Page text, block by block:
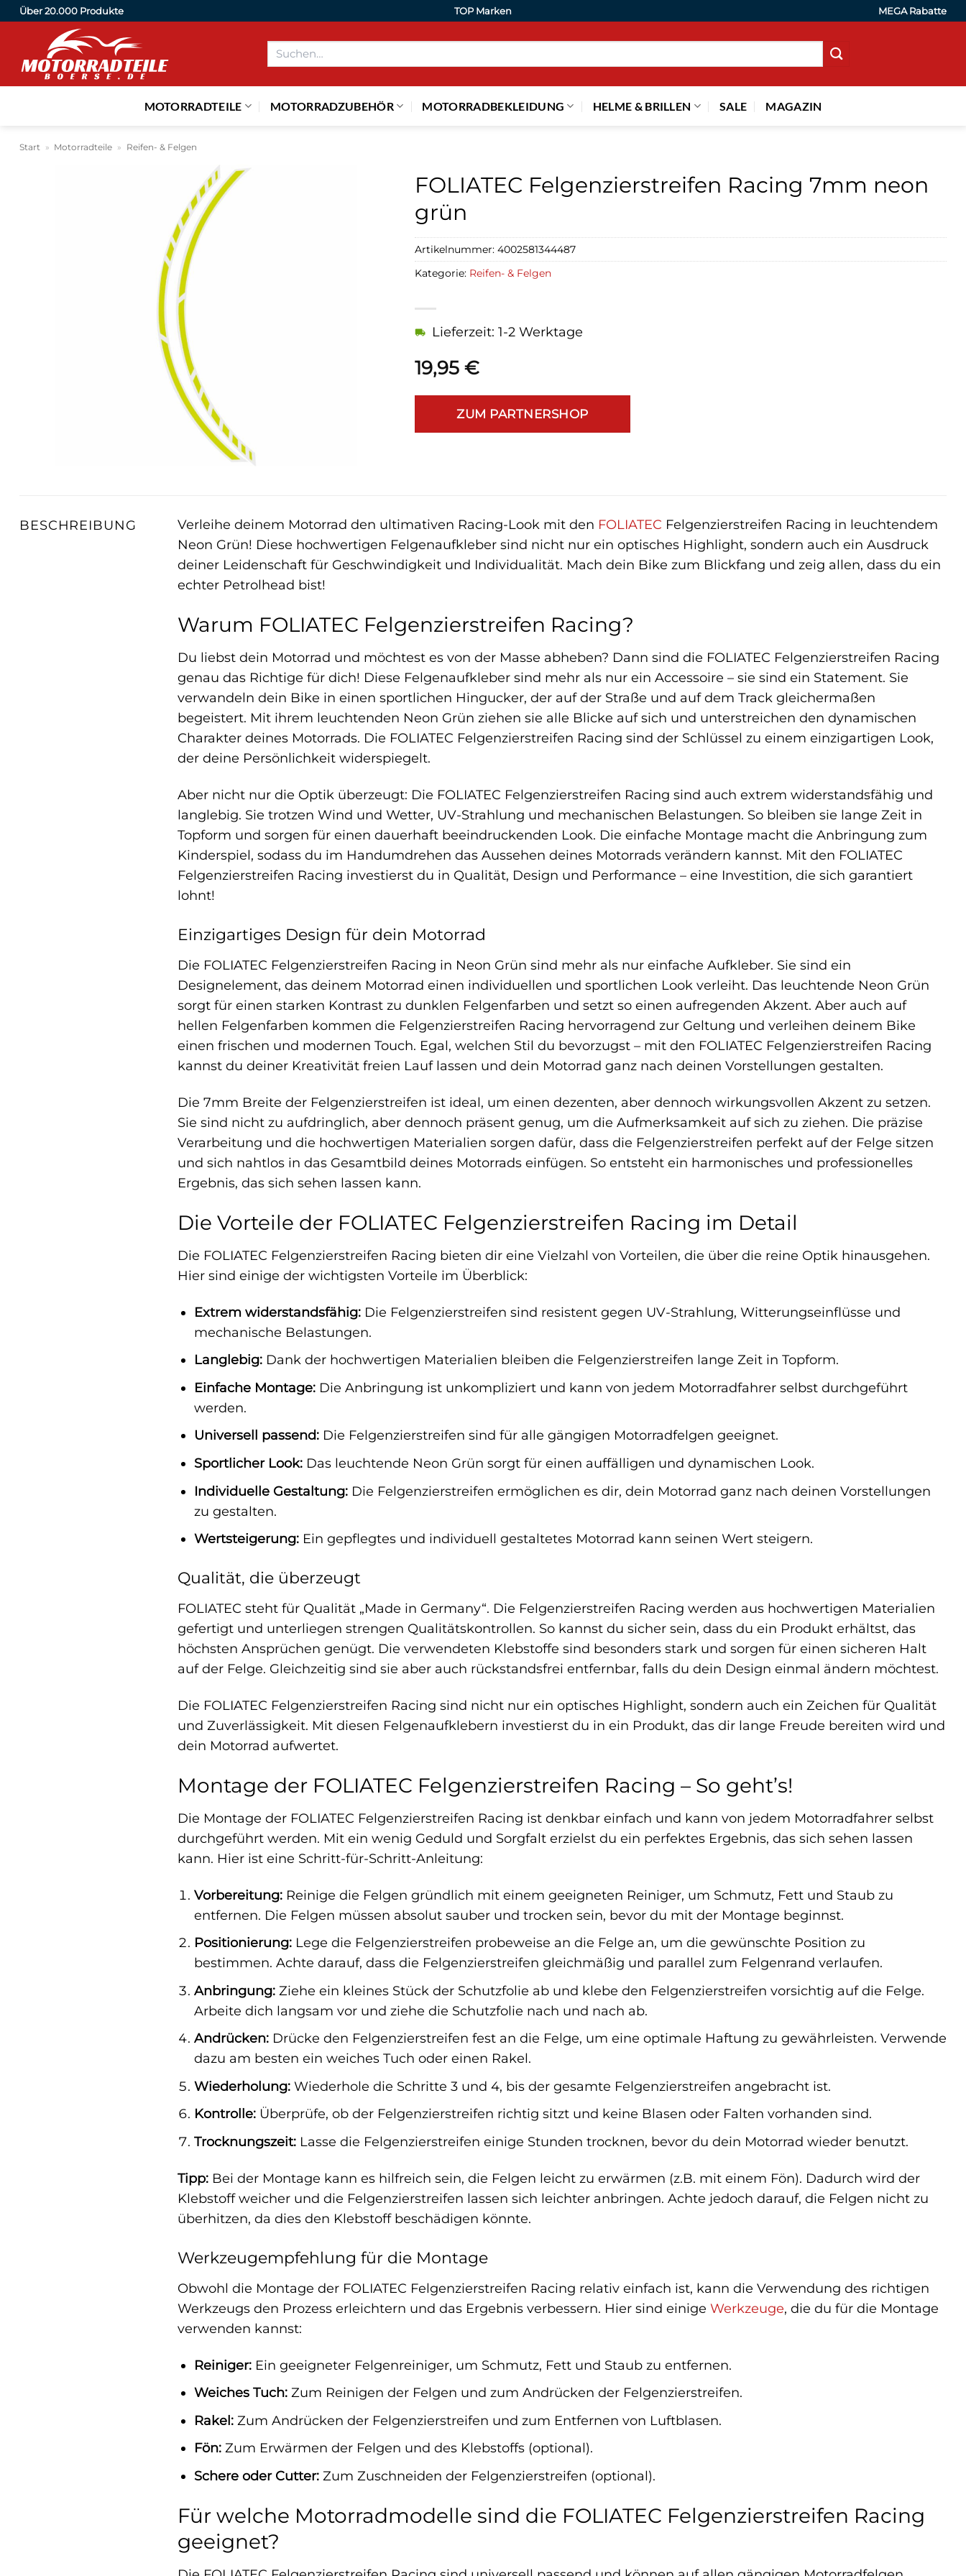
Zum
springen
Über 20.000 Produkte TOP Marken MEGA Rabatte
Suchen
MOTORRADTEILE MOTORRADZUBEHÖR MOTORRADBEKLEIDUNG HELME & BRILLEN SALE MAGAZIN
Start » Motorradteile » Reifen- & Felgen
FOLIATEC Felgenzierstreifen Racing 7mm neon
grün
19,95 €
Lieferzeit: 1-2 Werktage
ZUM PARTNERSHOP
Artikelnummer: 4002581344487
Kategorie: Reifen- & Felgen
BESCHREIBUNG Verleihe deinem Motorrad den ultimativen Racing-Look mit den FOLIATEC Felgenzierstreifen Racing in leuchtendem
Neon Grün! Diese hochwertigen Felgenaufkleber sind nicht nur ein optisches Highlight, sondern auch ein Ausdruck
deiner Leidenschaft für Geschwindigkeit und Individualität. Mach dein Bike zum Blickfang und zeig allen, dass du ein
echter Petrolhead bist!
Warum FOLIATEC Felgenzierstreifen Racing?
Du liebst dein Motorrad und möchtest es von der Masse abheben? Dann sind die FOLIATEC Felgenzierstreifen Racing
genau das Richtige für dich! Diese Felgenaufkleber sind mehr als nur ein Accessoire – sie sind ein Statement. Sie
verwandeln dein Bike in einen sportlichen Hingucker, der auf der Straße und auf dem Track gleichermaßen
begeistert. Mit ihrem leuchtenden Neon Grün ziehen sie alle Blicke auf sich und unterstreichen den dynamischen
Charakter deines Motorrads. Die FOLIATEC Felgenzierstreifen Racing sind der Schlüssel zu einem einzigartigen Look,
der deine Persönlichkeit widerspiegelt.
Aber nicht nur die Optik überzeugt: Die FOLIATEC Felgenzierstreifen Racing sind auch extrem widerstandsfähig und
langlebig. Sie trotzen Wind und Wetter, UV-Strahlung und mechanischen Belastungen. So bleiben sie lange Zeit in
Topform und sorgen für einen dauerhaft beeindruckenden Look. Die einfache Montage macht die Anbringung zum
Kinderspiel, sodass du im Handumdrehen das Aussehen deines Motorrads verändern kannst. Mit den FOLIATEC
Felgenzierstreifen Racing investierst du in Qualität, Design und Performance – eine Investition, die sich garantiert
lohnt!
Einzigartiges Design für dein Motorrad
Die FOLIATEC Felgenzierstreifen Racing in Neon Grün sind mehr als nur einfache Aufkleber. Sie sind ein
Designelement, das deinem Motorrad einen individuellen und sportlichen Look verleiht. Das leuchtende Neon Grün
sorgt für einen starken Kontrast zu dunklen Felgenfarben und setzt so einen aufregenden Akzent. Aber auch auf
hellen Felgenfarben kommen die Felgenzierstreifen Racing hervorragend zur Geltung und verleihen deinem Bike
einen frischen und modernen Touch. Egal, welchen Stil du bevorzugst – mit den FOLIATEC Felgenzierstreifen Racing
kannst du deiner Kreativität freien Lauf lassen und dein Motorrad ganz nach deinen Vorstellungen gestalten.
Die 7mm Breite der Felgenzierstreifen ist ideal, um einen dezenten, aber dennoch wirkungsvollen Akzent zu setzen.
Sie sind nicht zu aufdringlich, aber dennoch präsent genug, um die Aufmerksamkeit auf sich zu ziehen. Die präzise
Verarbeitung und die hochwertigen Materialien sorgen dafür, dass die Felgenzierstreifen perfekt auf der Felge sitzen
und sich nahtlos in das Gesamtbild deines Motorrads einfügen. So entsteht ein harmonisches und professionelles
Ergebnis, das sich sehen lassen kann.
Die Vorteile der FOLIATEC Felgenzierstreifen Racing im Detail
Die FOLIATEC Felgenzierstreifen Racing bieten dir eine Vielzahl von Vorteilen, die über die reine Optik hinausgehen.
Hier sind einige der wichtigsten Vorteile im Überblick:
Extrem widerstandsfähig:Die Felgenzierstreifen sind resistent gegen UV-Strahlung, Witterungseinflüsse und
mechanische Belastungen.
Langlebig:Dank der hochwertigen Materialien bleiben die Felgenzierstreifen lange Zeit in Topform.
Einfache Montage:Die Anbringung ist unkompliziert und kann von jedem Motorradfahrer selbst durchgeführt
werden.
Universell passend:Die Felgenzierstreifen sind für alle gängigen Motorradfelgen geeignet.
Sportlicher Look:Das leuchtende Neon Grün sorgt für einen auffälligen und dynamischen Look.
Individuelle Gestaltung:Die Felgenzierstreifen ermöglichen es dir, dein Motorrad ganz nach deinen Vorstellungen
zu gestalten.
Wertsteigerung:Ein gepflegtes und individuell gestaltetes Motorrad kann seinen Wert steigern.
Qualität, die überzeugt
FOLIATEC steht für Qualität „Made in Germany“. Die Felgenzierstreifen Racing werden aus hochwertigen Materialien
gefertigt und unterliegen strengen Qualitätskontrollen. So kannst du sicher sein, dass du ein Produkt erhältst, das
höchsten Ansprüchen genügt. Die verwendeten Klebstoffe sind besonders stark und sorgen für einen sicheren Halt
auf der Felge. Gleichzeitig sind sie aber auch rückstandsfrei entfernbar, falls du dein Design einmal ändern möchtest.
Die FOLIATEC Felgenzierstreifen Racing sind nicht nur ein optisches Highlight, sondern auch ein Zeichen für Qualität
und Zuverlässigkeit. Mit diesen Felgenaufklebern investierst du in ein Produkt, das dir lange Freude bereiten wird und
dein Motorrad aufwertet.
Montage der FOLIATEC Felgenzierstreifen Racing – So geht’s!
Die Montage der FOLIATEC Felgenzierstreifen Racing ist denkbar einfach und kann von jedem Motorradfahrer selbst
durchgeführt werden. Mit ein wenig Geduld und Sorgfalt erzielst du ein perfektes Ergebnis, das sich sehen lassen
kann. Hier ist eine Schritt-für-Schritt-Anleitung:
Vorbereitung:Reinige die Felgen gründlich mit einem geeigneten Reiniger, um Schmutz, Fett und Staub zu
entfernen. Die Felgen müssen absolut sauber und trocken sein, bevor du mit der Montage beginnst.
Positionierung:Lege die Felgenzierstreifen probeweise an die Felge an, um die gewünschte Position zu
bestimmen. Achte darauf, dass die Felgenzierstreifen gleichmäßig und parallel zum Felgenrand verlaufen.
Anbringung:Ziehe ein kleines Stück der Schutzfolie ab und klebe den Felgenzierstreifen vorsichtig auf die Felge.
Arbeite dich langsam vor und ziehe die Schutzfolie nach und nach ab.
Andrücken:Drücke den Felgenzierstreifen fest an die Felge, um eine optimale Haftung zu gewährleisten. Verwende
dazu am besten ein weiches Tuch oder einen Rakel.
Wiederholung:Wiederhole die Schritte 3 und 4, bis der gesamte Felgenzierstreifen angebracht ist.
Kontrolle:Überprüfe, ob der Felgenzierstreifen richtig sitzt und keine Blasen oder Falten vorhanden sind.
Trocknungszeit:Lasse die Felgenzierstreifen einige Stunden trocknen, bevor du dein Motorrad wieder benutzt.
Tipp: Bei der Montage kann es hilfreich sein, die Felgen leicht zu erwärmen (z.B. mit einem Fön). Dadurch wird der
Klebstoff weicher und die Felgenzierstreifen lassen sich leichter anbringen. Achte jedoch darauf, die Felgen nicht zu
überhitzen, da dies den Klebstoff beschädigen könnte.
Werkzeugempfehlung für die Montage
Obwohl die Montage der FOLIATEC Felgenzierstreifen Racing relativ einfach ist, kann die Verwendung des richtigen
Werkzeugs den Prozess erleichtern und das Ergebnis verbessern. Hier sind einige Werkzeuge, die du für die Montage
verwenden kannst:
Reiniger:Ein geeigneter Felgenreiniger, um Schmutz, Fett und Staub zu entfernen.
Weiches Tuch:Zum Reinigen der Felgen und zum Andrücken der Felgenzierstreifen.
Rakel:Zum Andrücken der Felgenzierstreifen und zum Entfernen von Luftblasen.
Fön:Zum Erwärmen der Felgen und des Klebstoffs (optional).
Schere oder Cutter:Zum Zuschneiden der Felgenzierstreifen (optional).
Für welche Motorradmodelle sind die FOLIATEC Felgenzierstreifen Racing
geeignet?